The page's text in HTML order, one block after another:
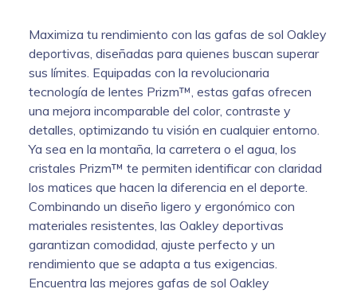
Maximiza tu rendimiento con las gafas de sol Oakley
deportivas, diseñadas para quienes buscan superar
sus límites. Equipadas con la revolucionaria
tecnología de lentes Prizm™, estas gafas ofrecen
una mejora incomparable del color, contraste y
detalles, optimizando tu visión en cualquier entorno.
Ya sea en la montaña, la carretera o el agua, los
cristales Prizm™ te permiten identificar con claridad
los matices que hacen la diferencia en el deporte.
Combinando un diseño ligero y ergonómico con
materiales resistentes, las Oakley deportivas
garantizan comodidad, ajuste perfecto y un
rendimiento que se adapta a tus exigencias.
Encuentra las mejores gafas de sol Oakley